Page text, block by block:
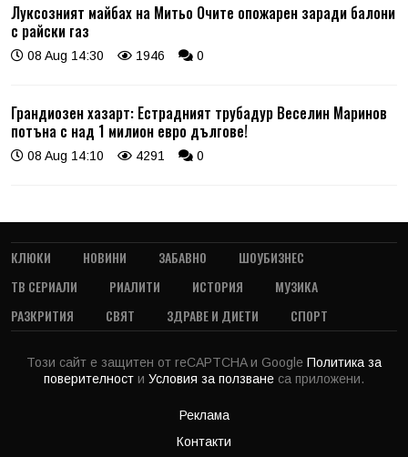
Луксозният майбах на Митьо Очите опожарен заради балони
с райски газ
08 Aug 14:30 1946 0
Грандиозен хазарт: Естрадният трубадур Веселин Маринов
потъна с над 1 милион евро дългове!
08 Aug 14:10 4291 0
КЛЮКИ НОВИНИ ЗАБАВНО
ШОУБИЗНЕС
ТВ СЕРИАЛИ
РИАЛИТИ ИСТОРИЯ
МУЗИКА
РАЗКРИТИЯ
СВЯТ ЗДРАВЕ И ДИЕТИ СПОРТ
Този сайт е защитен от reCAPTCHA и Google Политика за
поверителност и Условия за ползване са приложени.
Реклама
Контакти